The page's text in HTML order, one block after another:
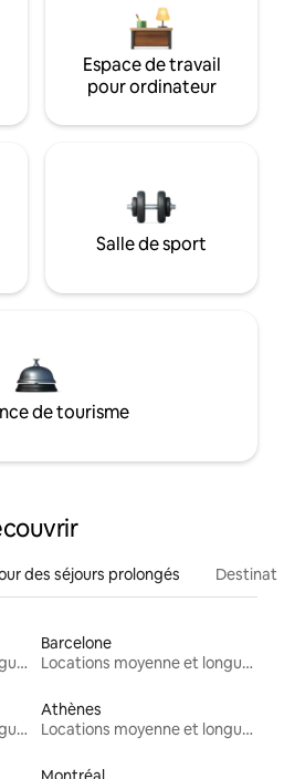
Espace de travail
pour ordinateur
Salle de sport
de tourisme
des séjours prolongés
Locations moyenne et longue durée
Barcelone
Locations moyenne et longue durée
Locations moyenne et longue durée
Athènes
Locations moyenne et longue durée